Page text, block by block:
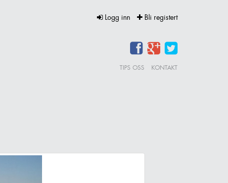
Logg inn Bli registert
TIPS OSS KONTAKT